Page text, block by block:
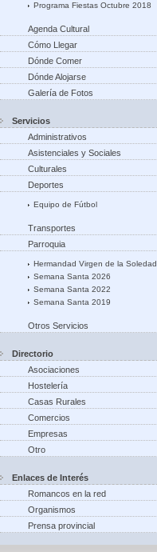
Programa Fiestas Octubre 2018
Agenda Cultural
Cómo Llegar
Dónde Comer
Dónde Alojarse
Galería de Fotos
Servicios
Administrativos
Asistenciales y Sociales
Culturales
Deportes
Equipo de Fútbol
Transportes
Parroquia
Hermandad Virgen de la Soledad
Semana Santa 2026
Semana Santa 2022
Semana Santa 2019
Otros Servicios
Directorio
Asociaciones
Hostelería
Casas Rurales
Comercios
Empresas
Otro
Enlaces de Interés
Romancos en la red
Organismos
Prensa provincial